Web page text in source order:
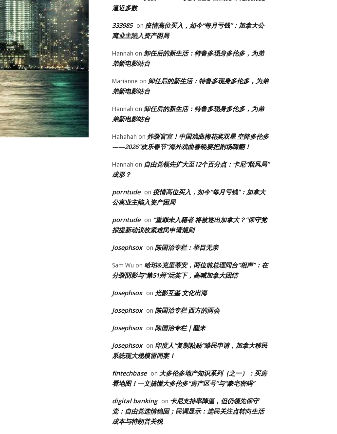
逼近多数
333985 on 疫情高位买入，如今“每月亏钱”：加拿大公
寓业主陷入资产困局
Hannah on 卸任后的新生活：特鲁多现身多伦多，为弟
弟新电影站台
Marianne on 卸任后的新生活：特鲁多现身多伦多，为弟
弟新电影站台
Hannah on 卸任后的新生活：特鲁多现身多伦多，为弟
弟新电影站台
Hahahah on 炸裂官宣！中国戏曲梅花奖双星 空降多伦多
——2026“欢乐春节”海外戏曲春晚要把剧场嗨翻！
Hannah on 自由党领先扩大至12个百分点：卡尼“顺风局”
成形？
porntude on 疫情高位买入，如今“每月亏钱”：加拿大
公寓业主陷入资产困局
porntude on “重罪未入籍者 将被逐出加拿大？”保守党
拟提新动议收紧难民申请规则
Josephsox on 陈国治专栏：举目无亲
Sam Wu on 哈珀&克里蒂安，两位前总理同台“相声”：在
分裂阴影与“第51州”玩笑下，高喊加拿大团结
Josephsox on 光影互鉴 文化出海
Josephsox on 陈国治专栏 西方的两会
Josephsox on 陈国治专栏｜醒来
Josephsox on 印度人“复制粘贴”难民申请，加拿大移民
系统现大规模雷同案！
fintechbase on 大多伦多地产知识系列（之一）：买房
看地图！一文搞懂大多伦多“房产区号”与“豪宅密码”
digital banking on 卡尼支持率降温，但仍领先保守
党：自由党选情稳固；民调显示：选民关注点转向生活
成本与特朗普关税